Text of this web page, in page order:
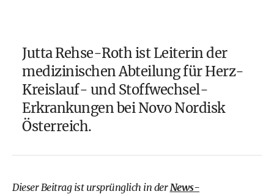
Jutta Rehse-Roth ist Leiterin der
medizinischen Abteilung für Herz-
Kreislauf- und Stoffwechsel-
Erkrankungen bei Novo Nordisk
Österreich.
Dieser Beitrag ist ursprünglich in derNews-